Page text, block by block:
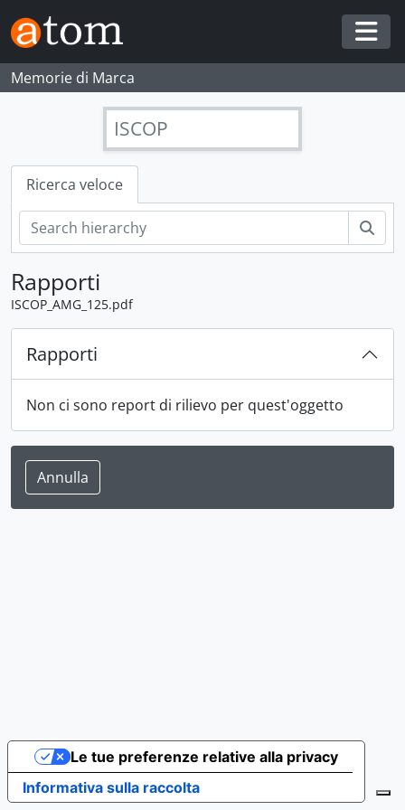
Skip to main content
Memorie di Marca
ISCOP
Ricerca veloce
Rapporti
ISCOP_AMG_125.pdf
Rapporti
Non ci sono report di rilievo per quest'oggetto
Annulla
Informativa sulla raccolta
Le tue preferenze relative alla privacy